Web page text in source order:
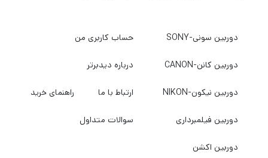
سربزنید.
دوربین سونی-SONY
دوربین کانن-CANON
دوربین نیکون-NIKON
دوربین فیلمبرداری
دوربین اکشن
حساب کاربری من
درباره دیدبرتر
ارتباط با ما راهنمای خرید
سوالات متداول